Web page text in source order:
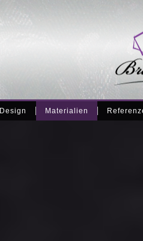
Design Materialien